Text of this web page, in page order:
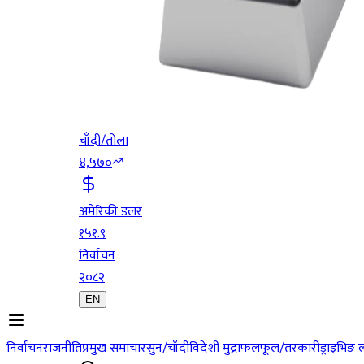
चाँदी/तोला
४,५७०
अमेरिकी डलर
१५१.९
निर्वाचन
२०८२
EN
निर्वाचनराजनीतिप्रमुख समाचारसुन/चाँदीविदेशी मुद्राफलफूल/तरकारी